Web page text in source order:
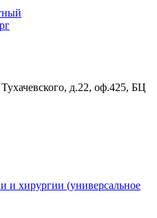
д.22, оф.425, БЦ
и хирургии (универсальное